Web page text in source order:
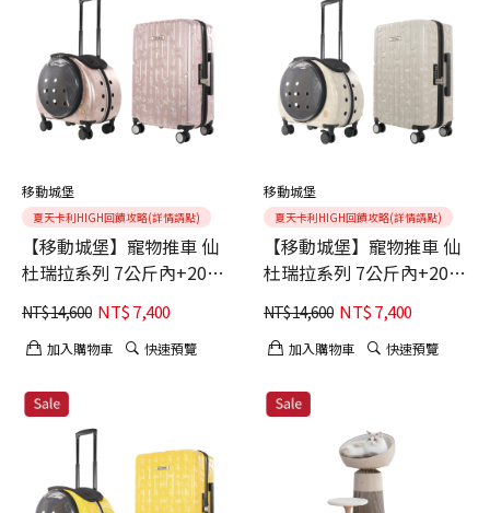
移動城堡
夏天卡利HIGH回饋攻略(詳情請點)
【移動城堡】寵物推車 仙
杜瑞拉系列 7公斤內+20吋
百夫長登機箱聯名款【大
馬士革玫瑰金】(寵物外出
質感美型 省力好推 交通運
NT$14,600 NT$7,400
加入購物車 快速預覽
移動城堡
夏天卡利HIGH回饋攻略(詳情請點)
【移動城堡】寵物推車 仙
杜瑞拉系列 7公斤內+20吋
百夫長登機箱聯名款【中
世紀古堡杏棕】(寵物外出
質感美型 省力好推 交通運
NT$14,600 NT$7,400
加入購物車 快速預覽